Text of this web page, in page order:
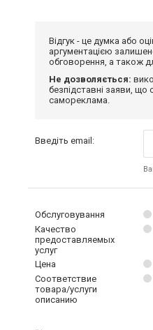
Відгук - це думка або
аргументацією
обговорення, а також
Не дозволяється:
безпідставні заяви, що
самореклама.
Введіть email:
Обслуговування
Качество
предоставляемых
услуг
Цена
Соответствие
товара/услуги
описанию